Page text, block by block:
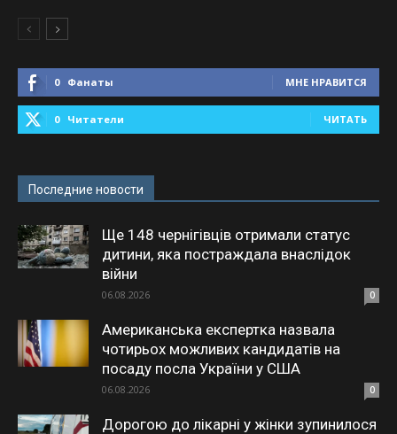
0 Фанаты МНЕ НРАВИТСЯ
0 Читатели ЧИТАТЬ
Последние новости
Ще 148 чернігівців отримали статус
дитини, яка постраждала внаслідок
війни
06.08.2026 0
Американська експертка назвала
чотирьох можливих кандидатів на
посаду посла України у США
06.08.2026 0
Дорогою до лікарні у жінки зупинилося